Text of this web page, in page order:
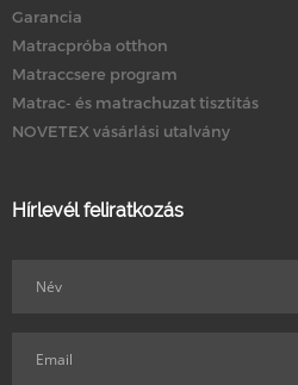
Garancia
Matracpróba otthon
Matraccsere program
Matrac- és matrachuzat tisztítás
NOVETEX vásárlási utalvány
Hírlevél feliratkozás